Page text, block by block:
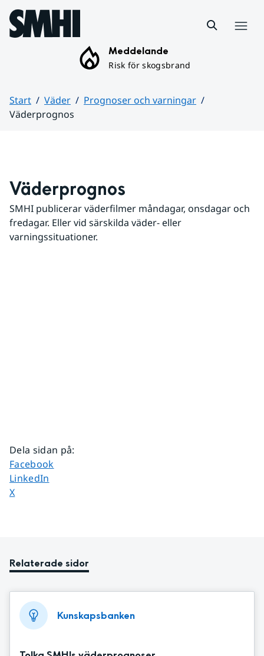
Hoppa till sidans innehåll
Meddelande
Risk för skogsbrand
Start Väder
Prognoser och varningar
Väderprognos
Väderprognos
SMHI publicerar väderfilmer måndagar, onsdagar och
fredagar. Eller vid särskilda väder- eller
varningssituationer.
Dela sidan på:
Dela sidan på
Facebook
Dela sidan på
LinkedIn
Dela sidan på
X
Relaterade sidor
Kunskapsbanken